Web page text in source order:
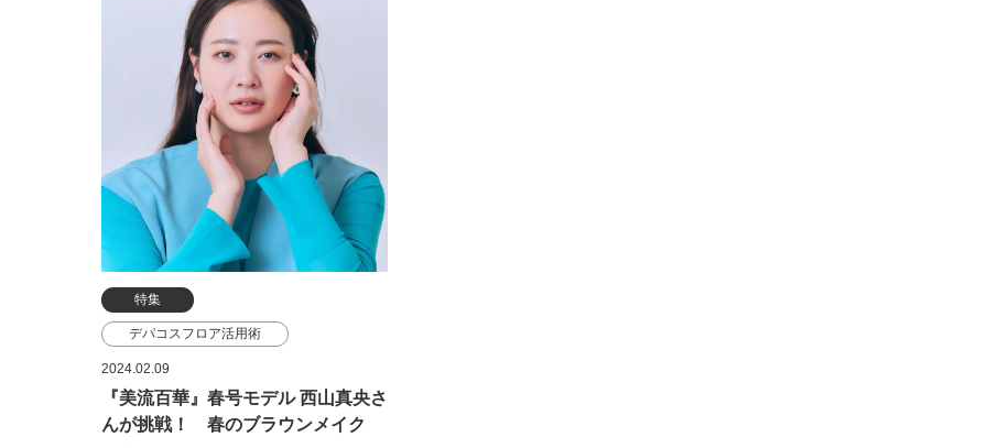
NADEAさんが登場。コントラスト
をテーマに2つの最旬メイクを提案
してくれました。WEBでは動画&詳
細プロセスでHOW TOを公開しま
す！※西武東戸塚S.C.は除く
特集
デパコスフロア活用術
西山真央
SHISEIDO コスメデコルテ
THREE ルナソル
2024.02.09
『美流百華』春号モデル 西山真央さ
んが挑戦！ 春のブラウンメイク